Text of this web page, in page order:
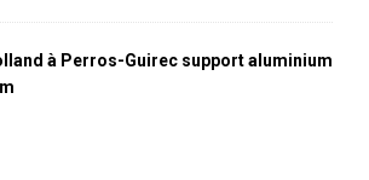
à Perros-Guirec support aluminium